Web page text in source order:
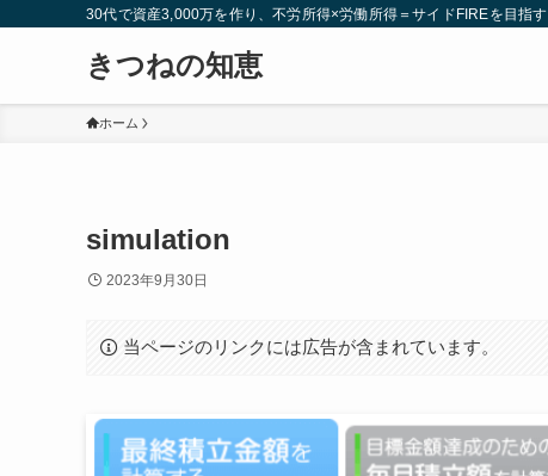
30代で資産3,000万を作り、不労所得×労働所得＝サイドFIREを目指す
きつねの知恵
ホーム
simulation
2023年9月30日
当ページのリンクには広告が含まれています。